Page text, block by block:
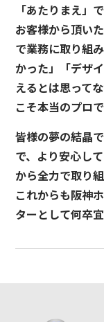
「あたりまえ」
お客様から頂い
で業務に取り組
かった」「デザ
えるとは思って
こそ本当のプロ
皆様の夢の結晶
で、より安心し
から全力で取り
これからも阪神
ターとして何卒